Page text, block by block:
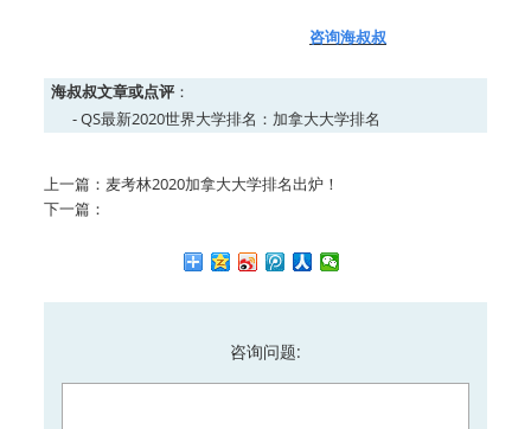
咨询海叔叔
海叔叔文章或点评 ：
-QS最新2020世界大学排名：加拿大大学排名
上一篇： 麦考林2020加拿大大学排名出炉！
下一篇：
咨询问题: